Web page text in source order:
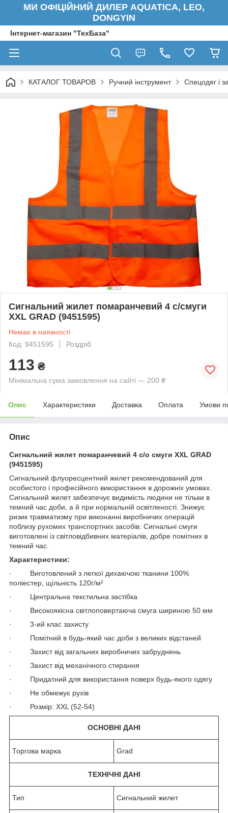
МИ ОФІЦІЙНИЙ ДИЛЕР AQUATICA, LEO,
DONGYIN
Інтернет-магазин "ТехБаза"
КАТАЛОГ ТОВАРОВ Ручний інструмент Спецодяг і
Сигнальний жилет помаранчевий 4 с/смуги
XXL GRAD (9451595)
Немає в наявності
Код: 9451595
Роздріб
113 ₴
Мінімальна сума замовлення на сайті — 200 ₴
Опис Характеристики Доставка Оплата Умови
Опис
Сигнальний жилет помаранчевий 4 с/о смуги XXL GRAD
(9451595)
Сигнальний флуоресцентний жилет рекомендований для
особистого і професійного використання в дорожніх умовах.
Сигнальний жилет забезпечує видимість людини не тільки в
темний час доби, а й при нормальній освітленості. Знижує
ризик травматизму при виконанні виробничих операцій
поблизу рухомих транспортних засобів. Сигнальні смуги
виготовлені із світловідбивних матеріалів, добре помітних в
темний час.
Характеристики:
· Виготовлений з легкої дихаючою тканини 100%
поліестер, щільність 120г/м²
· Центральна текстильна застібка
· Високоякісна світлоповертаюча смуга шириною 50 мм
· 3-ий клас захисту
· Помітний в будь-який час доби з великих відстаней
· Захист від загальних виробничих забруднень
· Захист від механічного стирання
· Придатний для використання поверх будь-якого одягу
· Не обмежує рухів
· Розмір: XXL (52-54)
ОСНОВНІ ДАНІ
Торгова марка Grad
ТЕХНІЧНІ ДАНІ
Тип Сигнальний жилет